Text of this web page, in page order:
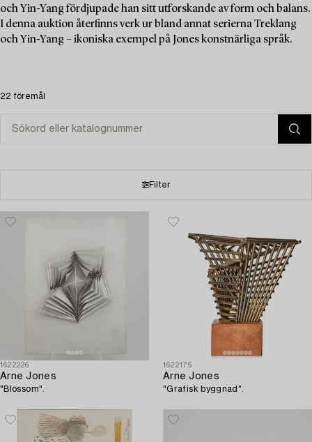
och Yin-Yang fördjupade han sitt utforskande av form och balans.
I denna auktion återfinns verk ur bland annat serierna Treklang
och Yin-Yang – ikoniska exempel på Jones konstnärliga språk.
22 föremål
Filter
1622226
Arne Jones
"Blossom".
1622175
Arne Jones
"Grafisk byggnad".